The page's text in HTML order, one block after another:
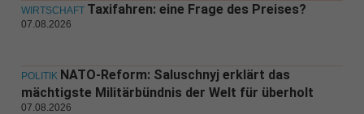
WIRTSCHAFT Taxifahren: eine Frage des Preises?
07.08.2026
POLITIK NATO-Reform: Saluschnyj erklärt das
mächtigste Militärbündnis der Welt für überholt
07.08.2026